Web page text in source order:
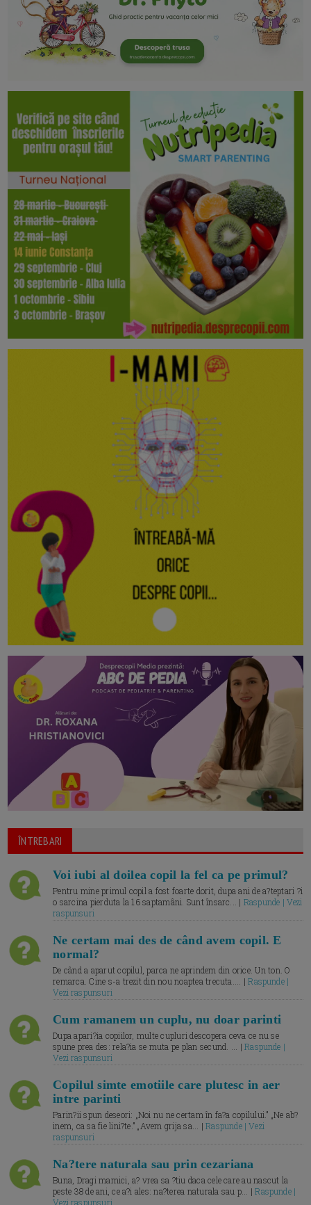
ÎNTREBARI
Voi iubi al doilea copil la fel ca pe primul?
Pentru mine primul copil a fost foarte dorit, dupa ani de a?teptari ?i
o sarcina pierduta la 16 saptamâni. Sunt însarc... | Raspunde | Vezi
raspunsuri
Ne certam mai des de când avem copil. E
normal?
De când a aparut copilul, parca ne aprindem din orice. Un ton. O
remarca. Cine s-a trezit din nou noaptea trecuta.... |Raspunde |
Vezi raspunsuri
Cum ramanem un cuplu, nu doar parinti
Dupa apari?ia copiilor, multe cupluri descopera ceva ce nu se
spune prea des: rela?ia se muta pe plan secund. ... |Raspunde |
Vezi raspunsuri
Copilul simte emotiile care plutesc in aer
intre parinti
Parin?ii spun deseori: „Noi nu ne certam în fa?a copilului.” „Ne ab?
inem, ca sa fie lini?te.” „Avem grija sa... |Raspunde | Vezi
raspunsuri
Na?tere naturala sau prin cezariana
Buna, Dragi mamici, a? vrea sa ?tiu daca cele care au nascut la
peste 38 de ani, ce a?i ales: na?terea naturala sau p... |Raspunde |
Vezi raspunsuri